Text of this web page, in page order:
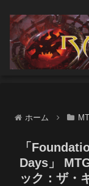
ホーム
「
Days」
ック：ザ・